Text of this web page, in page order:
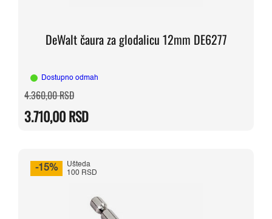
DeWalt čaura za glodalicu 12mm DE6277
Dostupno odmah
4.360,00RSDOriginalna
cena
bila:
4.360,00 RSD.
3.710,00RSD
Trenutna
cena
3.710,00 RSD.
-15%
Ušteda
100 RSD